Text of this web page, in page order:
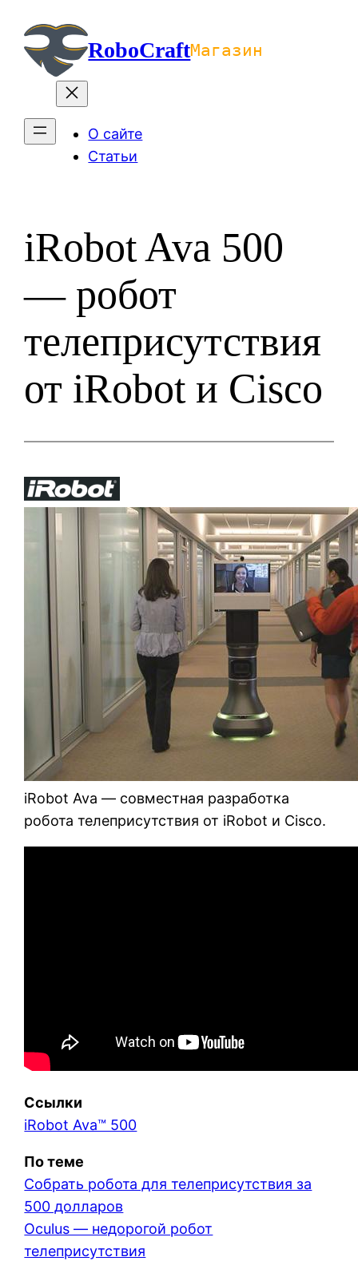
содержимомуRoboCraftМагазин
О сайте
Статьи
iRobot Ava 500
— робот
телеприсутствия
от iRobot и Cisco
iRobot Ava — совместная разработка
робота телеприсутствия от iRobot и Cisco.
Ссылки
iRobot Ava™ 500
По теме
Собрать робота для телеприсутствия за
500 долларов
Oculus — недорогой робот
телеприсутствия